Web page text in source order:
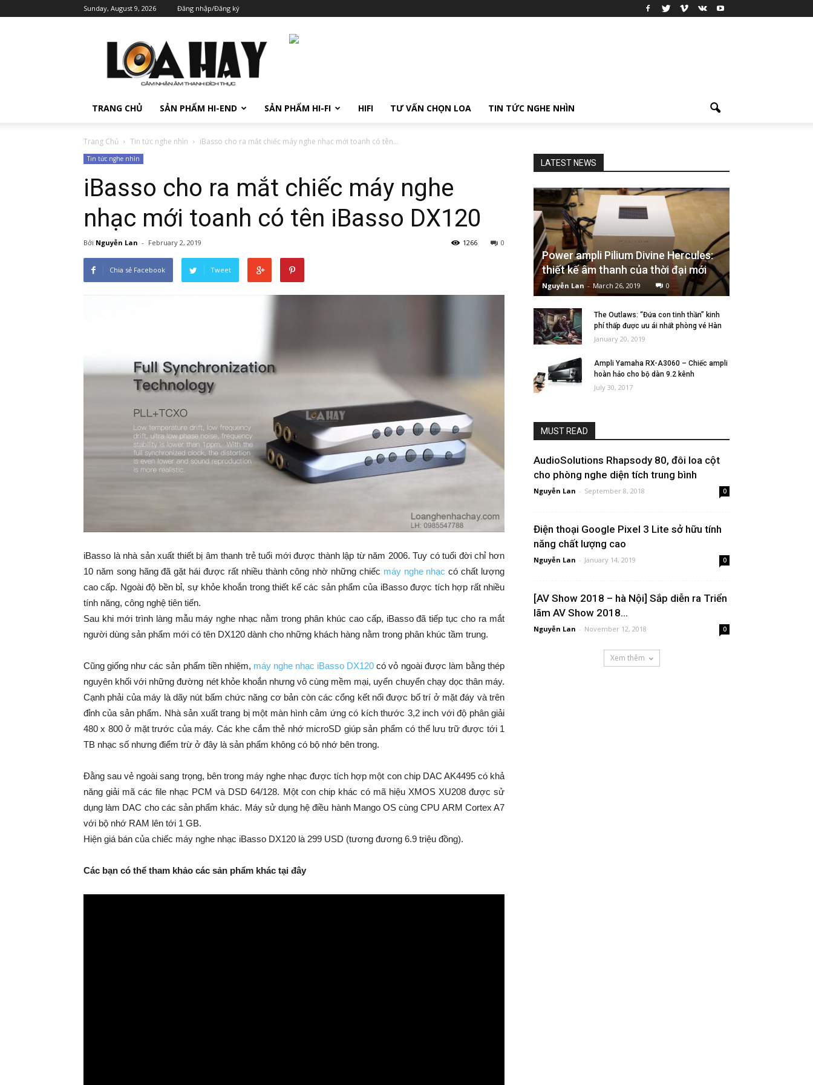
Sunday, August 9, 2026 Đăng nhập/Đăng ký
TRANG CHỦ SẢN PHẨM HI-END SẢN PHẨM HI-FI HIFI TƯ VẤN CHỌN LOA TIN TỨC NGHE NHÌN
Trang Chủ Tin tức nghe nhìn iBasso cho ra mắt chiếc máy nghe nhạc mới toanh có tên...
Tin tức nghe nhìn
iBasso cho ra mắt chiếc máy nghe
nhạc mới toanh có tên iBasso DX120
Bởi Nguyễn Lan - February 2, 2019 0
1266
Chia sẻ Facebook Tweet
iBasso là nhà sản xuất thiết bị âm thanh trẻ tuổi mới được thành lập từ năm 2006. Tuy có tuổi đời chỉ hơn
10 năm song hãng đã gặt hái được rất nhiều thành công nhờ những chiếc máy nghe nhạc có chất lượng
cao cấp. Ngoài độ bền bỉ, sự khỏe khoắn trong thiết kế các sản phẩm của iBasso được tích hợp rất nhiều
tính năng, công nghệ tiên tiến.
Sau khi mới trình làng mẫu máy nghe nhạc nằm trong phân khúc cao cấp, iBasso đã tiếp tục cho ra mắt
người dùng sản phẩm mới có tên DX120 dành cho những khách hàng nằm trong phân khúc tầm trung.
Cũng giống như các sản phẩm tiền nhiệm, máy nghe nhạc iBasso DX120 có vỏ ngoài được làm bằng thép
nguyên khối với những đường nét khỏe khoắn nhưng vô cùng mềm mại, uyển chuyển chạy dọc thân máy.
Cạnh phải của máy là dãy nút bấm chức năng cơ bản còn các cổng kết nối được bố trí ở mặt đáy và trên
đỉnh của sản phẩm. Nhà sản xuất trang bị một màn hình cảm ứng có kích thước 3,2 inch với độ phân giải
480 x 800 ở mặt trước của máy. Các khe cắm thẻ nhớ microSD giúp sản phẩm có thể lưu trữ được tới 1
TB nhạc số nhưng điểm trừ ở đây là sản phẩm không có bộ nhớ bên trong.
Đằng sau vẻ ngoài sang trọng, bên trong máy nghe nhạc được tích hợp một con chip DAC AK4495 có khả
năng giải mã các file nhạc PCM và DSD 64/128. Một con chip khác có mã hiệu XMOS XU208 được sử
dụng làm DAC cho các sản phẩm khác. Máy sử dụng hệ điều hành Mango OS cùng CPU ARM Cortex A7
với bộ nhớ RAM lên tới 1 GB.
Hiện giá bán của chiếc máy nghe nhạc iBasso DX120 là 299 USD (tương đương 6.9 triệu đồng).
Các bạn có thể tham khảo các sản phẩm khác tại đây
LATEST NEWS
Power ampli Pilium Divine Hercules:
thiết kế âm thanh của thời đại mới
Nguyễn Lan - March 26, 2019 0
The Outlaws: “Đứa con tinh thần” kinh
phí thấp được ưu ái nhất phòng vé Hàn
January 20, 2019
Ampli Yamaha RX-A3060 – Chiếc ampli
hoàn hảo cho bộ dàn 9.2 kênh
July 30, 2017
MUST READ
AudioSolutions Rhapsody 80, đôi loa cột
cho phòng nghe diện tích trung bình
Nguyễn Lan - September 8, 2018 0
Điện thoại Google Pixel 3 Lite sở hữu tính
năng chất lượng cao
Nguyễn Lan - January 14, 2019 0
[AV Show 2018 – hà Nội] Sắp diễn ra Triển
lãm AV Show 2018...
Nguyễn Lan - November 12, 2018 0
Xem thêm